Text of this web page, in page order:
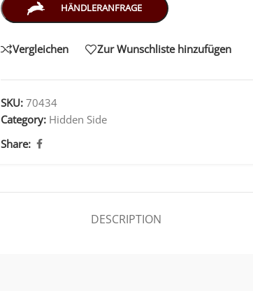
HÄNDLERANFRAGE
Vergleichen Zur Wunschliste hinzufügen
SKU: 70434
Category: Hidden Side
Share:
DESCRIPTION